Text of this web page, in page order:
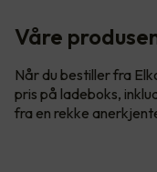
Våre
Når du bestiller fra
pris på ladeboks,
fra en rekke